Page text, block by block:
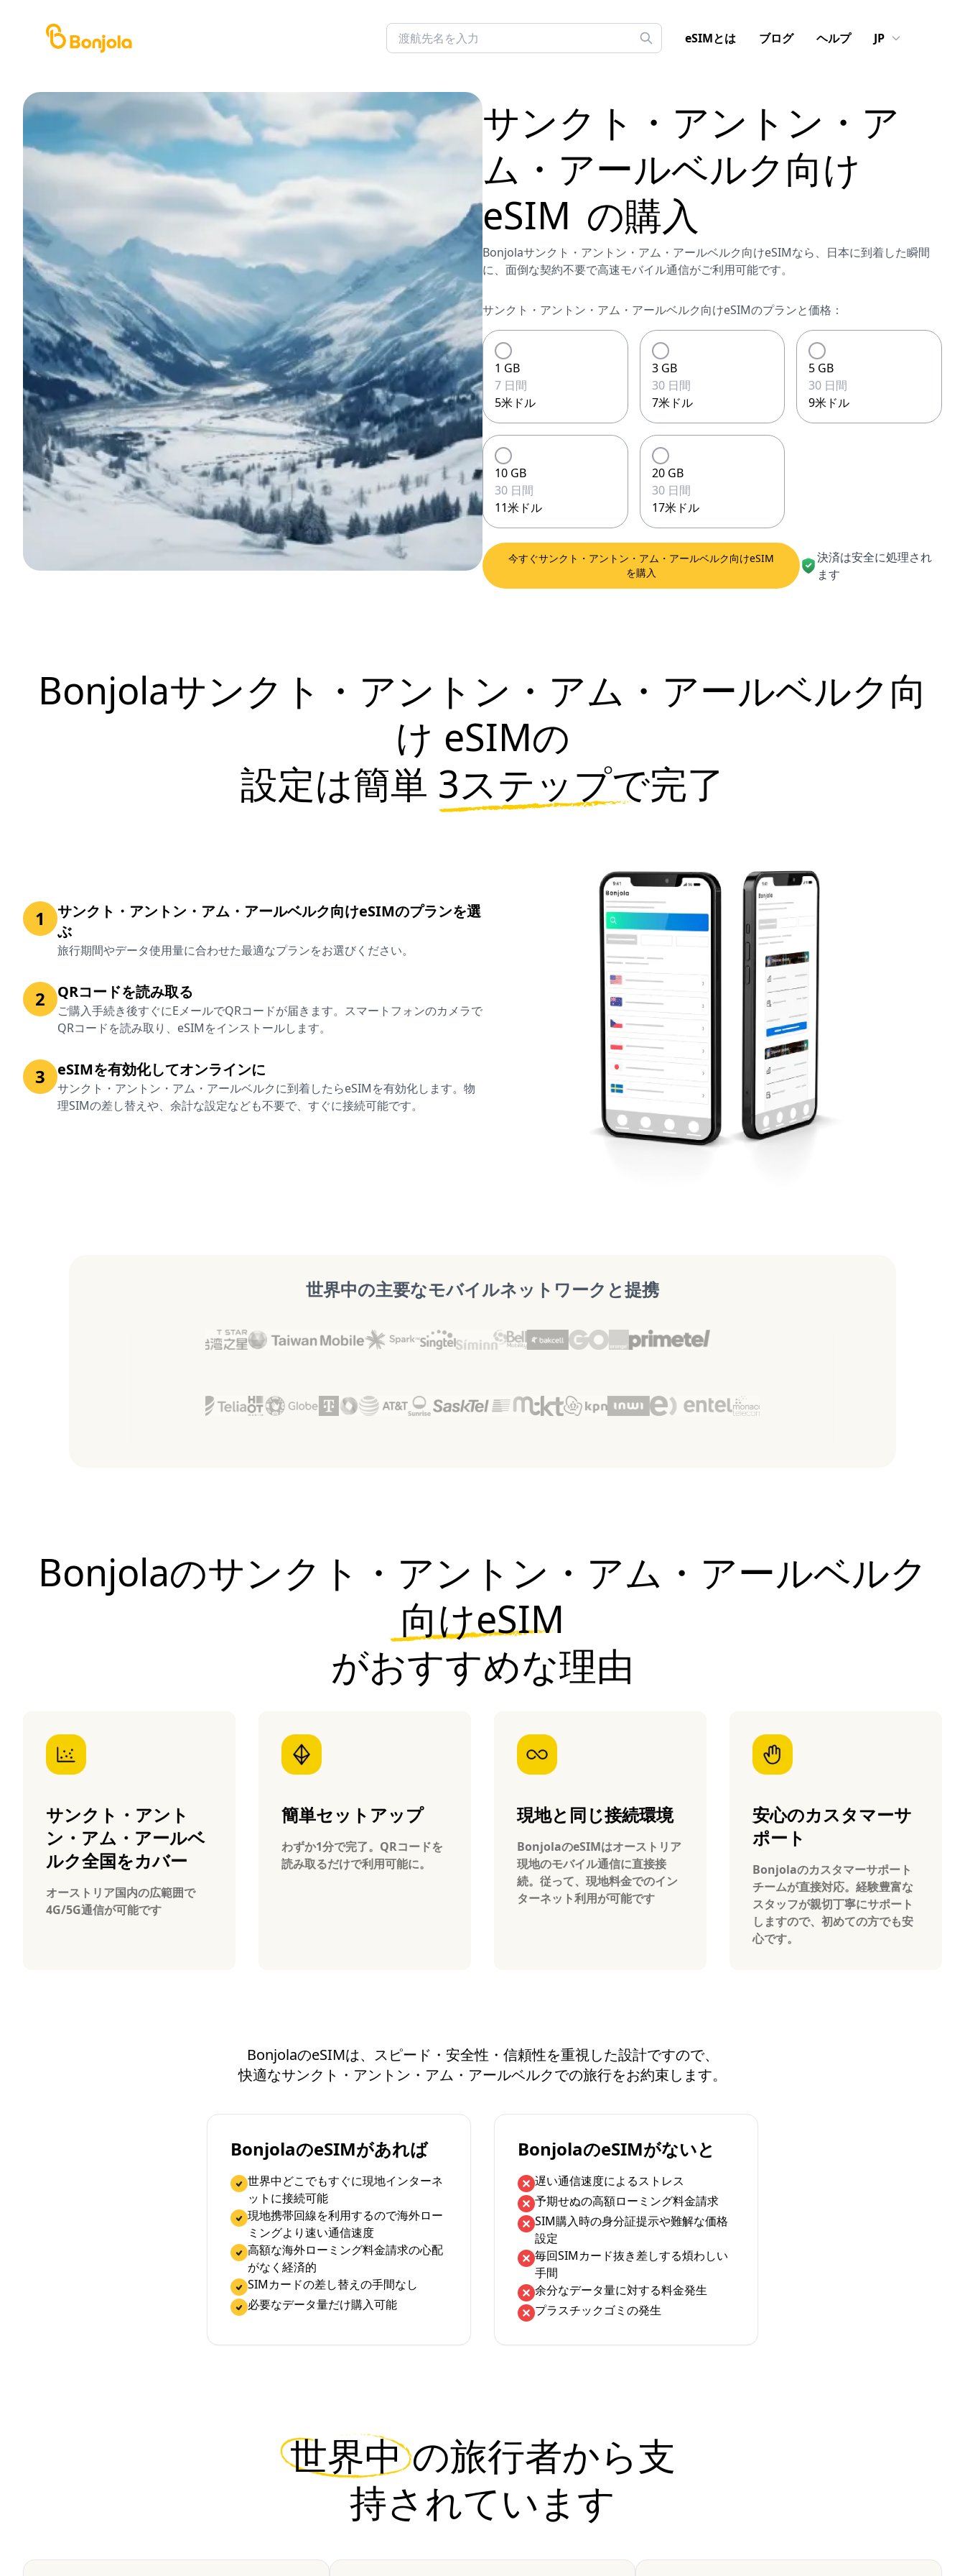
eSIMとは ブログ ヘルプ JP
サンクト・アントン・ア
ム・アールベルク向け
eSIM の購入
Bonjolaサンクト・アントン・アム・アールベルク向けeSIMなら、日本に到着した瞬間
に、面倒な契約不要で高速モバイル通信がご利用可能です。
サンクト・アントン・アム・アールベルク向けeSIMのプランと価格：
1 GB
7 日間
5米ドル
3 GB
30 日間
7米ドル
5 GB
30 日間
9米ドル
10 GB
30 日間
11米ドル
20 GB
30 日間
17米ドル
今すぐサンクト・アントン・アム・アールベルク向けeSIM
を購入
決済は安全に処理され
ます
Bonjolaサンクト・アントン・アム・アールベルク向
け eSIMの
設定は簡単 3ステップで完了
1
サンクト・アントン・アム・アールベルク向けeSIMのプランを選
ぶ
旅行期間やデータ使用量に合わせた最適なプランをお選びください。
2 QRコードを読み取る
ご購入手続き後すぐにEメールでQRコードが届きます。スマートフォンのカメラで
QRコードを読み取り、eSIMをインストールします。
3 eSIMを有効化してオンラインに
サンクト・アントン・アム・アールベルクに到着したらeSIMを有効化します。物
理SIMの差し替えや、余計な設定なども不要で、すぐに接続可能です。
世界中の主要なモバイルネットワークと提携
Bonjolaのサンクト・アントン・アム・アールベルク
向けeSIM
がおすすめな理由
サンクト・アント
ン・アム・アールベ
ルク全国をカバー
オーストリア国内の広範囲で
4G/5G通信が可能です
簡単セットアップ
わずか1分で完了。QRコードを
読み取るだけで利用可能に。
現地と同じ接続環境
BonjolaのeSIMはオーストリア
現地のモバイル通信に直接接
続。従って、現地料金でのイン
ターネット利用が可能です
安心のカスタマーサ
ポート
Bonjolaのカスタマーサポート
チームが直接対応。経験豊富な
スタッフが親切丁寧にサポート
しますので、初めての方でも安
心です。
BonjolaのeSIMは、スピード・安全性・信頼性を重視した設計ですので、
快適なサンクト・アントン・アム・アールベルクでの旅行をお約束します。
BonjolaのeSIMがあれば
世界中どこでもすぐに現地インターネ
ットに接続可能
現地携帯回線を利用するので海外ロー
ミングより速い通信速度
高額な海外ローミング料金請求の心配
がなく経済的
SIMカードの差し替えの手間なし
必要なデータ量だけ購入可能
BonjolaのeSIMがないと
遅い通信速度によるストレス
予期せぬの高額ローミング料金請求
SIM購入時の身分証提示や難解な価格
設定
毎回SIMカード抜き差しする煩わしい
手間
余分なデータ量に対する料金発生
プラスチックゴミの発生
世界中の旅行者から支
持されています